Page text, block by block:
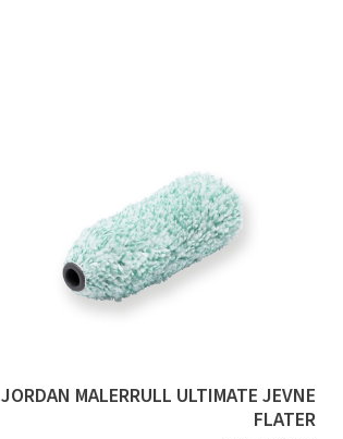
JORDAN MALERRULL ULTIMATE JEVNE
FLATER